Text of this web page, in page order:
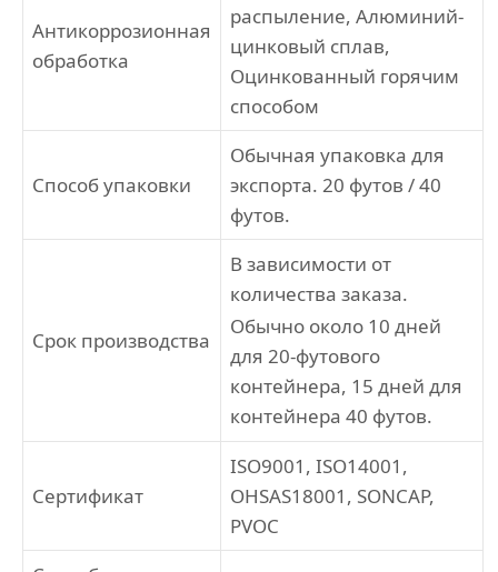
Антикоррозионная
обработка
распыление, Алюминий-
цинковый сплав,
Оцинкованный горячим
способом
Способ упаковки
Обычная упаковка для
экспорта. 20 футов / 40
футов.
Срок производства
В зависимости от
количества заказа.
Обычно около 10 дней
для 20-футового
контейнера, 15 дней для
контейнера 40 футов.
Сертификат
ISO9001, ISO14001,
OHSAS18001, SONCAP,
PVOC